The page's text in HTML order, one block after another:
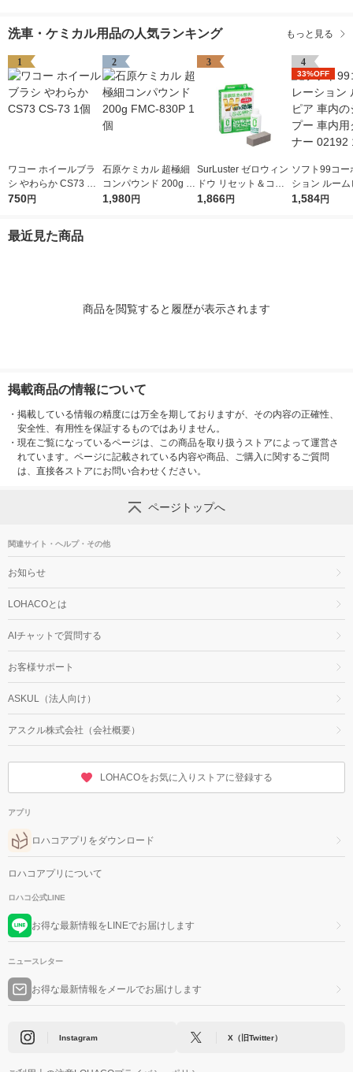
洗車・ケミカル用品の人気ランキング もっと見る
1
ワコー ホイールブラ
シ やわらか CS73 CS
-73 1個
750円
2
石原ケミカル 超極細
コンパウンド 200g F
MC-830P 1個
1,980円
3
SurLuster ゼロウィン
ドウ リセット＆コー
ト 80ml S-131（直送
1,866円
4
33%OFF
ソフト99コー
ション ルー
内のシャンプ
1,584円
最近見た商品
商品を閲覧すると履歴が表示されます
掲載商品の情報について
・ 掲載している情報の精度には万全を期しておりますが、その内容の正確性、
安全性、有用性を保証するものではありません。
・ 現在ご覧になっているページは、この商品を取り扱うストアによって運営さ
れています。ページに記載されている内容や商品、ご購入に関するご質問
は、直接各ストアにお問い合わせください。
ページトップへ
関連サイト・ヘルプ・その他
お知らせ
LOHACOとは
AIチャットで質問する
お客様サポート
ASKUL（法人向け）
アスクル株式会社（会社概要）
LOHACOをお気に入りストアに登録する
アプリ
ロハコアプリをダウンロード
ロハコアプリについて
ロハコ公式LINE
お得な最新情報をLINEでお届けします
ニュースレター
お得な最新情報をメールでお届けします
Instagram X（旧Twitter）